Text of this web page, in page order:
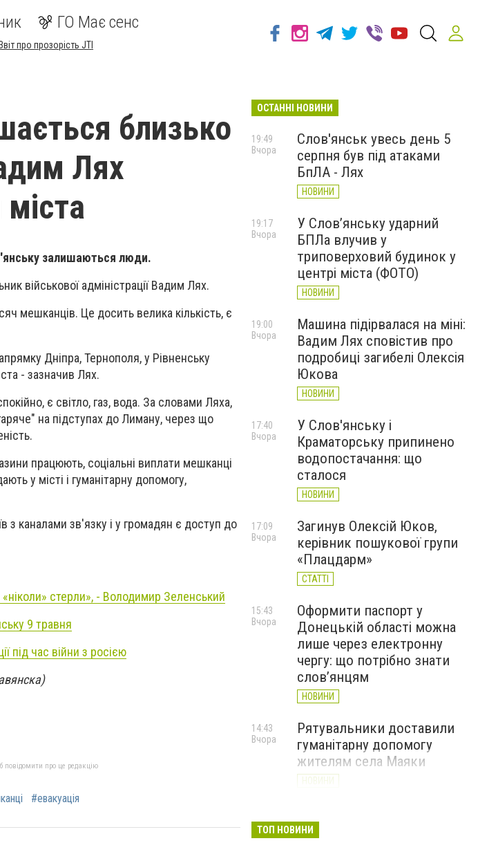
ГО Має сенс
про прозорість JTI
близько
Лях
залишаються люди.
військової адміністрації Вадим Лях.
мешканців. Це досить велика кількість, є
Дніпра, Тернополя, у Рівненську
- зазначив Лях.
є світло, газ, вода. За словами Ляха,
на підступах до Лиману, через що
працюють, соціальні виплати мешканці
у місті і гуманітарну допомогу,
з каналами зв'язку і у громадян є доступ до
стерли», - Володимир Зеленський
9 травня
під час війни з росією
повідомити про це редакцію
#евакуація
ОСТАННІ НОВИНИ
Слов'янськ увесь день 5
серпня був під атаками
БпЛА - Лях
НОВИНИ
19:49
Вчора
У Слов’янську ударний
БПЛа влучив у
триповерховий будинок у
центрі міста (ФОТО)
НОВИНИ
19:17
Вчора
Машина підірвалася на міні:
Вадим Лях сповістив про
подробиці загибелі Олексія
Юкова
НОВИНИ
19:00
Вчора
У Слов'янську і
Краматорську припинено
водопостачання: що
сталося
НОВИНИ
17:40
Вчора
Загинув Олексій Юков,
керівник пошукової групи
«Плацдарм»
СТАТТІ
17:09
Вчора
Оформити паспорт у
Донецькій області можна
лише через електронну
чергу: що потрібно знати
слов’янцям
НОВИНИ
15:43
Вчора
Рятувальники доставили
гуманітарну допомогу
жителям села Маяки
НОВИНИ
14:43
Вчора
онлайн-акція до Дня молоді
Вчора
ТОП НОВИНИ